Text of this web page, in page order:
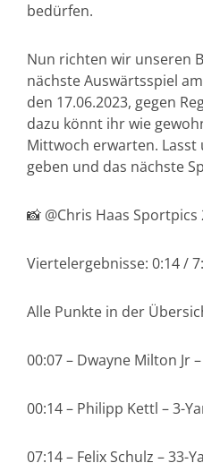
bedürfen.
Nun richten wir unseren
nächste Auswärtsspiel
den 17.06.2023, gegen
dazu könnt ihr wie
Mittwoch erwarten. Lasst
geben und das nächste
📸 @Chris Haas Sportpics
Viertelergebnisse: 0:14 /
Alle Punkte in der
00:07 – Dwayne Milton Jr
00:14 – Philipp Kettl – 3-
07:14 – Felix Schulz – 33-